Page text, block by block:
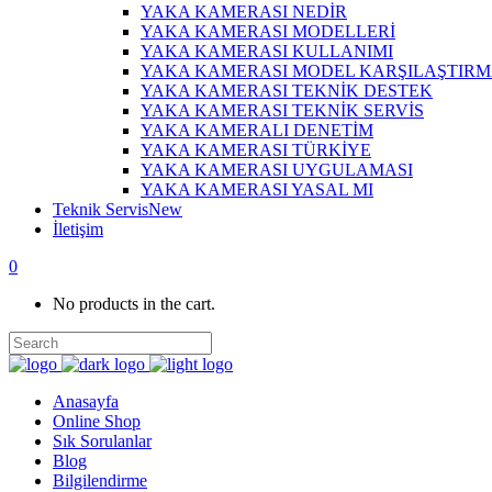
YAKA KAMERASI NEDİR
YAKA KAMERASI MODELLERİ
YAKA KAMERASI KULLANIMI
YAKA KAMERASI MODEL
YAKA KAMERASI TEKNİK DESTEK
YAKA KAMERASI TEKNİK SERVİS
YAKA KAMERALI DENETİM
YAKA KAMERASI TÜRKİYE
YAKA KAMERASI UYGULAMASI
YAKA KAMERASI YASAL MI
Teknik ServisNew
İletişim
0
No products in the cart.
Anasayfa
Online Shop
Sık Sorulanlar
Blog
Bilgilendirme